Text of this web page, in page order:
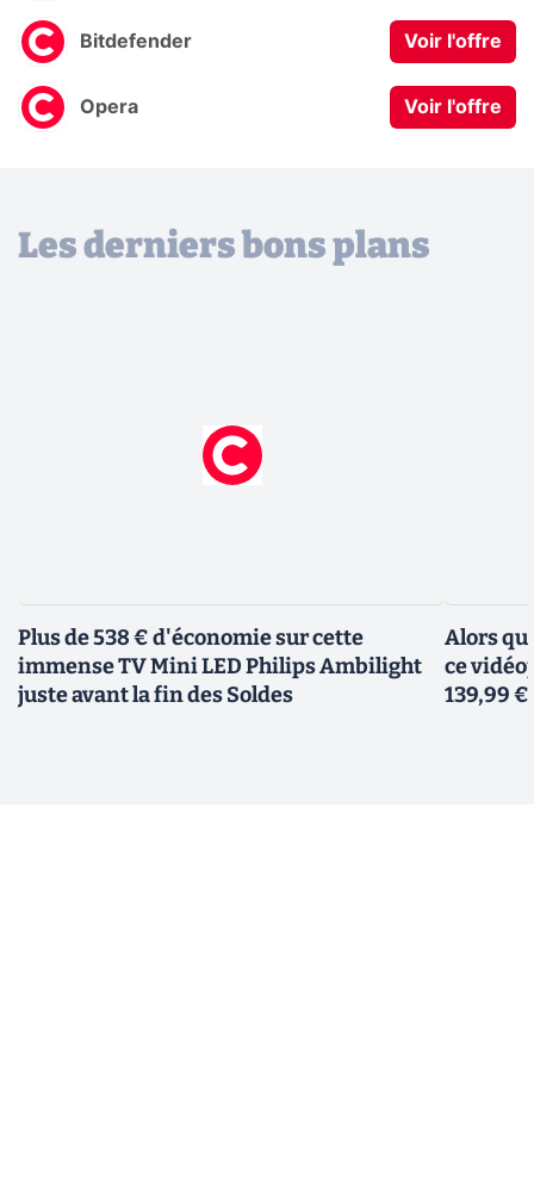
Bitdefender Voir l'offre
Opera Voir l'offre
Les derniers bons plans
Plus de 538 € d'économie sur cette
immense TV Mini LED Philips Ambilight
juste avant la fin des Soldes
Alors
ce
139,99 €